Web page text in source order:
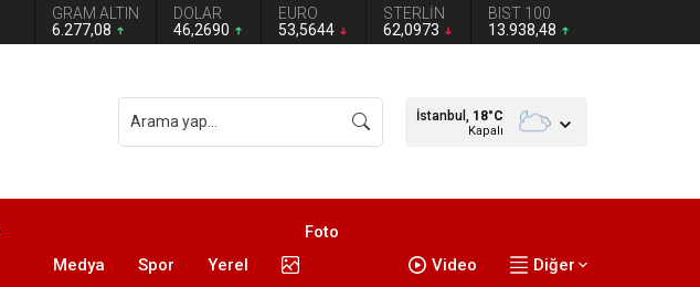
GRAM ALTIN
6.277,08
DOLAR
46,2690
EURO
53,5644
STERLİN
62,0973
BIST 100
13.938,48
İstanbul, 18°C
Kapalı
Medya Spor Yerel
Foto
Video Diğer